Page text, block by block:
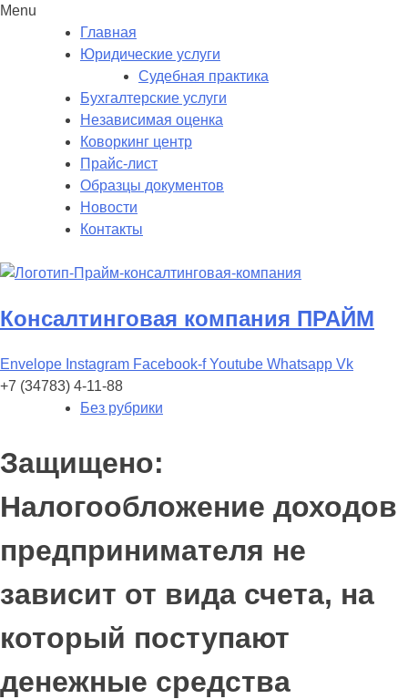
Menu
Главная
Юридические услуги
Судебная практика
Бухгалтерские услуги
Независимая оценка
Коворкинг центр
Прайс-лист
Образцы документов
Новости
Контакты
Консалтинговая компания ПРАЙМ
Envelope Instagram Facebook-f Youtube Whatsapp Vk
+7 (34783) 4-11-88
Без рубрики
Защищено:
Налогообложение доходов
предпринимателя не
зависит от вида счета, на
который поступают
денежные средства